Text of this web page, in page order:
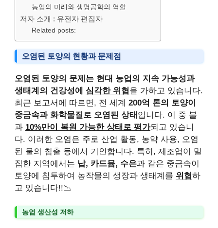
농업의 미래와 생명공학의 역할
저자 소개 : 유전자 편집자
Related posts:
오염된 토양의 현황과 문제점
오염된 토양의 문제는 현대 농업의 지속 가능성과
생태계의 건강성에 심각한 위협 을 가하고 있습니다.
최근 보고서에 따르면, 전 세계 200억 톤의 토양이
중금속과 화학물질로 오염된 상태 입니다. 이 중 불
과 10%만이 복원 가능한 상태로 평가되고 있습니
다. 이러한 오염은 주로 산업 활동, 농약 사용, 오염
된 물의 침출 등에서 기인합니다. 특히, 제조업이 밀
집한 지역에서는 납, 카드뮴, 수은과 같은 중금속이
토양에 침투하여 농작물의 생장과 생태계를 위협 하
고 있습니다!!📉
농업 생산성 저하